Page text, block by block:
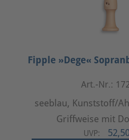
Fipple »Dege«
Art.-Nr.:
seeblau, Kunststoff/
Griffweise mit
UVP: